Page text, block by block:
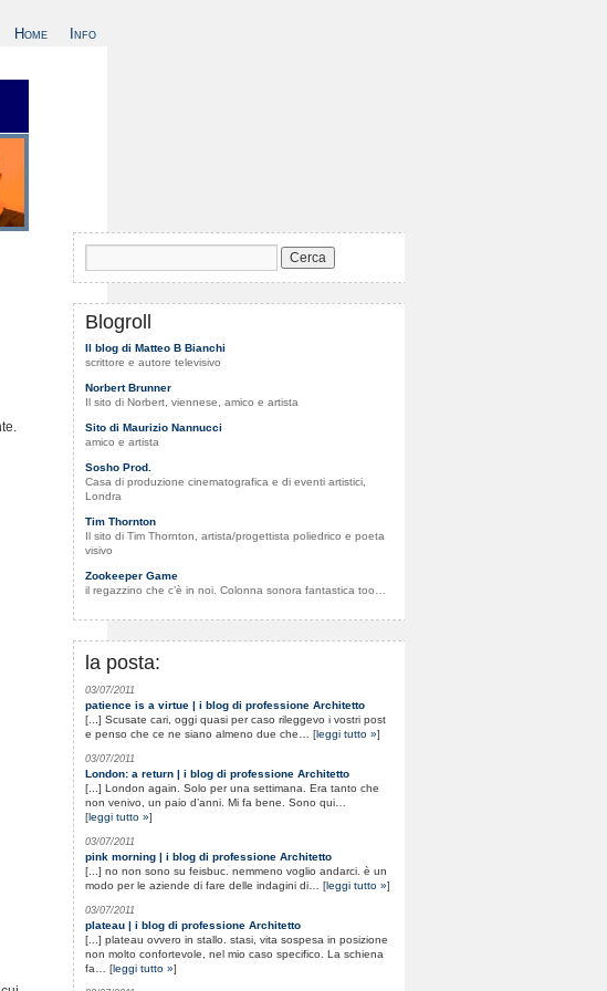
Info
Home
Blogroll
Il blog di Matteo B Bianchi
scrittore e autore televisivo
Norbert Brunner
Il sito di Norbert, viennese, amico e artista
Sito di Maurizio Nannucci
amico e artista
Sosho Prod.
Casa di produzione cinematografica e di eventi artistici,
Londra
Tim Thornton
Il sito di Tim Thornton, artista/progettista poliedrico e poeta
visivo
Zookeeper Game
il regazzino che c’è in noi. Colonna sonora fantastica too…
la posta:
03/07/2011
patience is a virtue | i blog di professione Architetto
[...] Scusate cari, oggi quasi per caso rileggevo i vostri post
e penso che ce ne siano almeno due che… [leggi tutto »]
03/07/2011
London: a return | i blog di professione Architetto
[...] London again. Solo per una settimana. Era tanto che
non venivo, un paio d’anni. Mi fa bene. Sono qui…
[leggi tutto »]
03/07/2011
pink morning | i blog di professione Architetto
[...] no non sono su feisbuc. nemmeno voglio andarci. è un
modo per le aziende di fare delle indagini di… [leggi tutto »]
03/07/2011
plateau | i blog di professione Architetto
[...] plateau ovvero in stallo. stasi, vita sospesa in posizione
non molto confortevole, nel mio caso specifico. La schiena
fa… [leggi tutto »]